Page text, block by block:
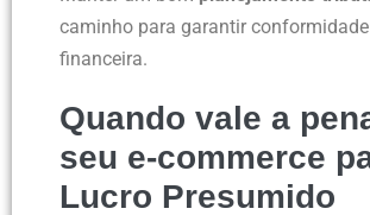
caminho para garantir
financeira.
Quando vale a
seu e-commerce
Lucro Presumido